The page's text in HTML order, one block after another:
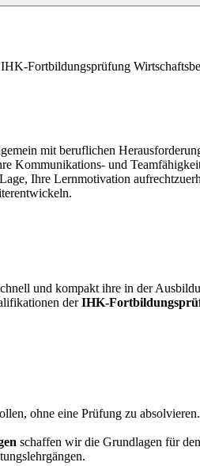
Fortbildungsprüfung
mit beruflichen
Kommunikations- und
Ihre Lernmotivation
und kompakt ihre in der
derIHK-
ohne eine Prüfung zu absolvieren.
schaffen wir die Grundlagen für